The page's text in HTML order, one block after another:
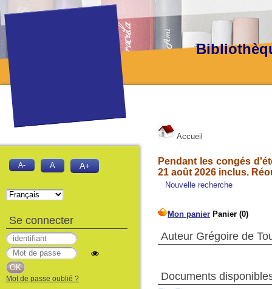
Accueil
Pendant les congés
21 août 2026 inclus.
Nouvelle recherche
Auteur Grégoire de
Documents
A- A A+
Se connecter
Mot de passe oublié ?